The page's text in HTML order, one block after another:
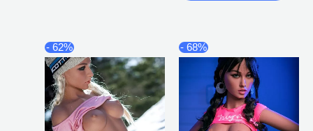
- 62%
Plage
de
prix :
$780.17
à
$1,089.41
produit
a
plusieurs
variations.
- 68%
de